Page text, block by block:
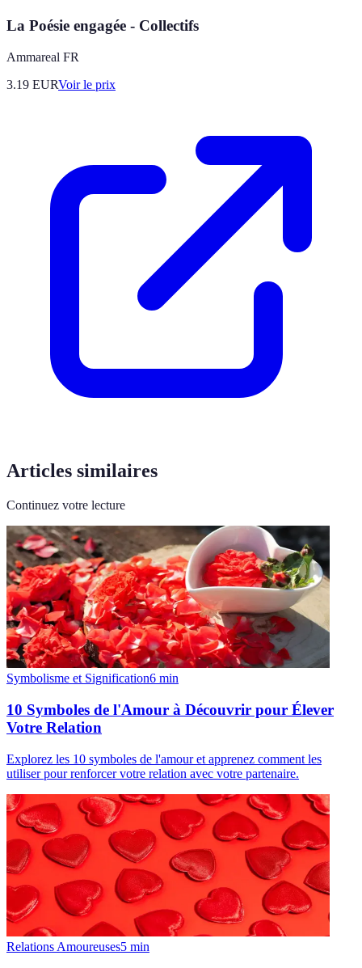
La Poésie engagée - Collectifs
Ammareal FR
3.19 EURVoir le prix
Articles similaires
Continuez votre lecture
Symbolisme et Signification6 min
10 Symboles de l'Amour à Découvrir pour Élever
Votre Relation
Explorez les 10 symboles de l'amour et apprenez comment les
utiliser pour renforcer votre relation avec votre partenaire.
Relations Amoureuses5 min